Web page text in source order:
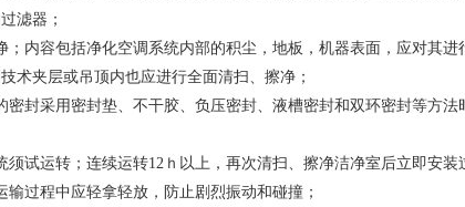
滤器；
内容包括净化空调系统内部的积尘，地板，机器表面，应对其进
术夹层或吊顶内也应进行全面清扫、擦净；
封采用密封垫、不干胶、负压密封、液槽密封和双环密封等方法
试运转；连续运转12ｈ以上，再次清扫、擦净洁净室后立即安装
过程中应轻拿轻放，防止剧烈振动和碰撞；